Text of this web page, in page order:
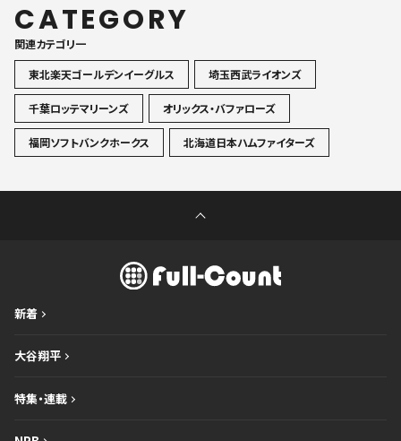
CATEGORY
関連カテゴリ一
東北楽天ゴールデンイーグルス
埼玉西武ライオンズ
千葉ロッテマリーンズ オリックス・バファローズ
福岡ソフトバンクホークス 北海道日本ハムファイターズ
新着
大谷翔平
特集・連載